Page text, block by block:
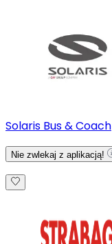
Solaris Bus & Coach
Nie zwlekaj z aplikacją!